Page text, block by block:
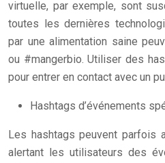
virtuelle, par exemple, sont
toutes les dernières
par une alimentation saine
ou #mangerbio. Utiliser des
pour entrer en contact avec un
Hashtags d’événements
Les hashtags peuvent parfois
alertant les utilisateurs des